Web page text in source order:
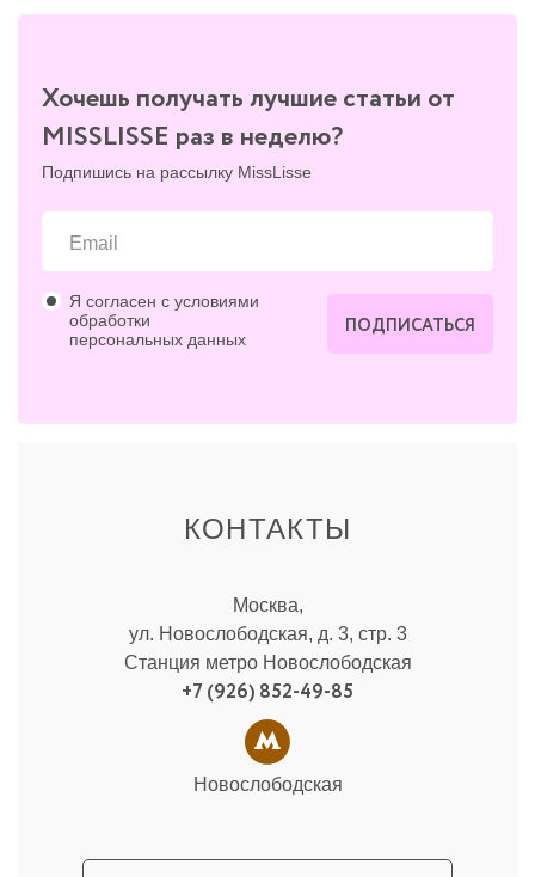
Хочешь получать лучшие статьи от
MISSLISSE раз в неделю?
Подпишись на рассылку MissLisse
Я согласен с условиями
обработки
персональных данных
ПОДПИСАТЬСЯ
КОНТАКТЫ
Москва,
ул. Новослободская, д. 3, стр. 3
Станция метро Новослободская
+7 (926) 852-49-85
Новослободская